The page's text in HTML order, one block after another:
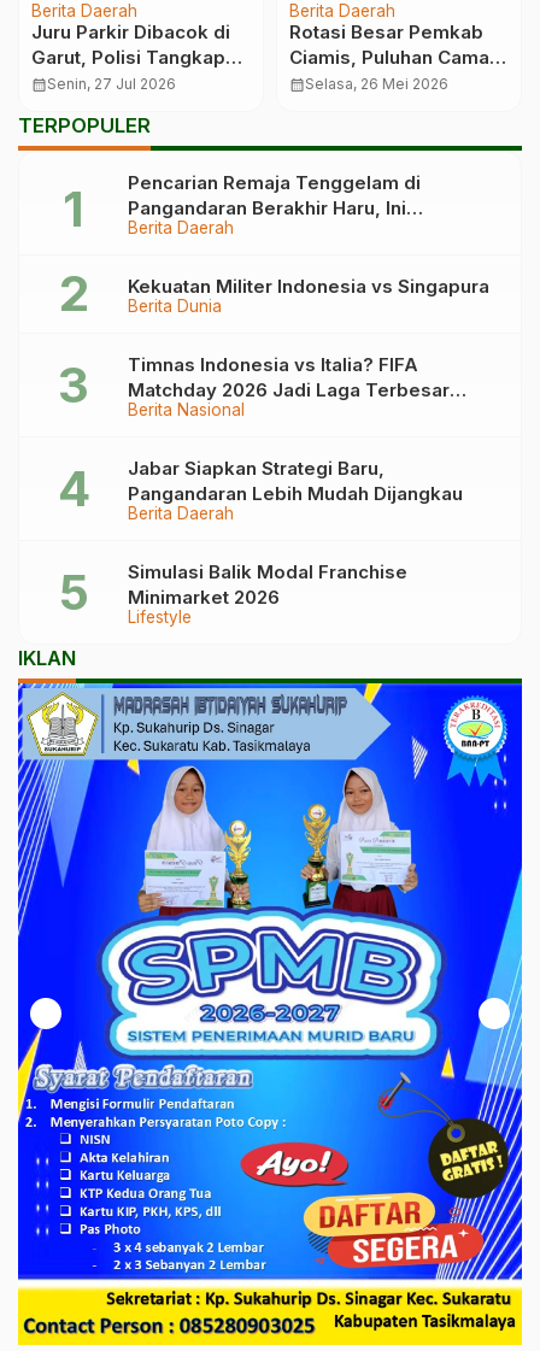
Berita Daerah
Juru Parkir Dibacok di
Garut, Polisi Tangkap
Terduga Pelaku
calendar_monthSenin, 27 Jul 2026
Berita Daerah
Rotasi Besar Pemkab
Ciamis, Puluhan Camat
dan Pejabat Bergeser
calendar_monthSelasa, 26 Mei 2026
TERPOPULER
Berita Daerah
Pencarian Remaja Tenggelam di
Pangandaran Berakhir Haru, Ini
Kronologinya
Berita Dunia
Kekuatan Militer Indonesia vs Singapura
Berita Nasional
Timnas Indonesia vs Italia? FIFA
Matchday 2026 Jadi Laga Terbesar
Garuda!
Berita Daerah
Jabar Siapkan Strategi Baru,
Pangandaran Lebih Mudah Dijangkau
Lifestyle
Simulasi Balik Modal Franchise
Minimarket 2026
IKLAN